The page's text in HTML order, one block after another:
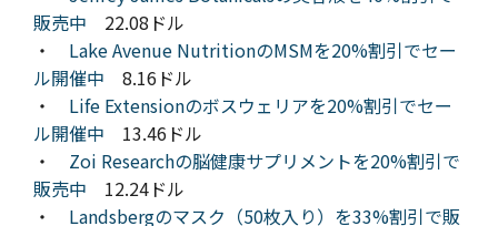
販売中 22.08ドル
・ Lake Avenue NutritionのMSMを20%割引でセー
ル開催中 8.16ドル
・ Life Extensionのボスウェリアを20%割引でセー
ル開催中 13.46ドル
・ Zoi Researchの脳健康サプリメントを20%割引で
販売中 12.24ドル
・ Landsbergのマスク（50枚入り）を33%割引で販